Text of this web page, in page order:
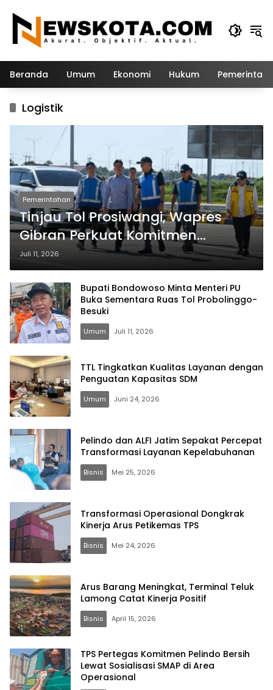
konten
Beranda Umum Ekonomi Hukum
Logistik
Pemerintahan
Tinjau Tol Prosiwangi, Wapres
Gibran Perkuat Komitmen
Bangun Konektivitas Jawa Timur
Juli 11, 2026
Bupati Bondowoso Minta Menteri PU
Buka Sementara Ruas Tol Probolinggo-
Besuki
Umum Juli 11, 2026
TTL Tingkatkan Kualitas Layanan dengan
Penguatan Kapasitas SDM
Umum Juni 24, 2026
Pelindo dan ALFI Jatim Sepakat Percepat
Transformasi Layanan Kepelabuhanan
Bisnis Mei 25, 2026
Transformasi Operasional Dongkrak
Kinerja Arus Petikemas TPS
Bisnis Mei 24, 2026
Arus Barang Meningkat, Terminal Teluk
Lamong Catat Kinerja Positif
Bisnis April 15, 2026
TPS Pertegas Komitmen Pelindo Bersih
Lewat Sosialisasi SMAP di Area
Operasional